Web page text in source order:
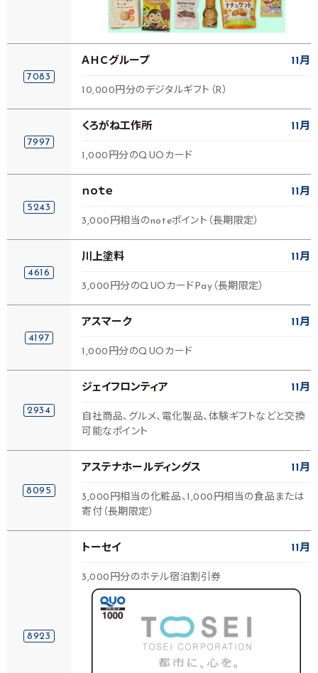
7083
ＡＨＣグループ 11月
10,000円分のデジタルギフト（R）
7997
くろがね工作所 11月
1,000円分のQUOカード
5243
ｎｏｔｅ 11月
3,000円相当のnoteポイント（長期限定）
4616
川上塗料 11月
3,000円分のQUOカードPay（長期限定）
4197
アスマーク 11月
1,000円分のQUOカード
2934
ジェイフロンティア 11月
自社商品、グルメ、電化製品、体験ギフトなどと交換
可能なポイント
8095
アステナホールディングス 11月
3,000円相当の化粧品、1,000円相当の食品または
寄付（長期限定）
8923
トーセイ 11月
3,000円分のホテル宿泊割引券